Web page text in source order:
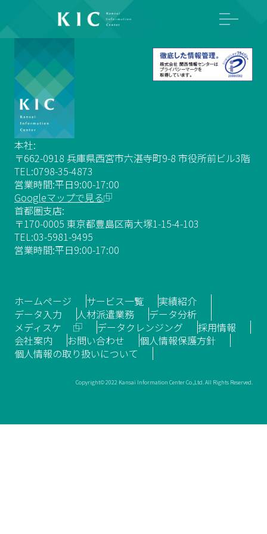
本社:
〒662-0918 兵庫県西宮市六湛寺町9-8 市役所前ビル3階
TEL:0798-35-4873
営業時間:平日9:00-17:00
Googleマップで見る
首都圏支店:
〒170-0005 東京都豊島区南大塚1-15-4-103
TEL:03-5981-9495
営業時間:平日9:00-17:00
ホームページ サービス一覧
実績紹介
データ入力
人材派遣業務
データ分析
メディスケ
データクレンジング
採用情報
会社案内
お問い合わせ
個人情報保護方針
個人情報の取り扱いについて
Copyright© 2022 Kansai Information Center Co.,Ltd. All Rights Reserved.